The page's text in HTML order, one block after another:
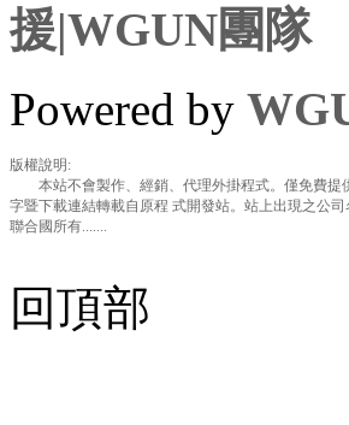
援|WGUN團隊
Powered by
版權說明:
本站不會製作、經銷、代理外掛程式。僅免費提
字暨下載連結轉載自原程 式開發站。站上出現之公
聯合國所有.......
回頂部